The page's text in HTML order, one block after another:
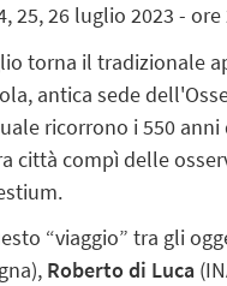
25, 26 luglio 2023 - ore
torna il tradizionale
antica sede
ricorrono i 550
città compì delle
.
“viaggio” tra gli
Roberto di Luca